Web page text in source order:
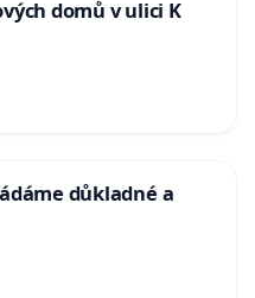
domů v ulici K
důkladné a